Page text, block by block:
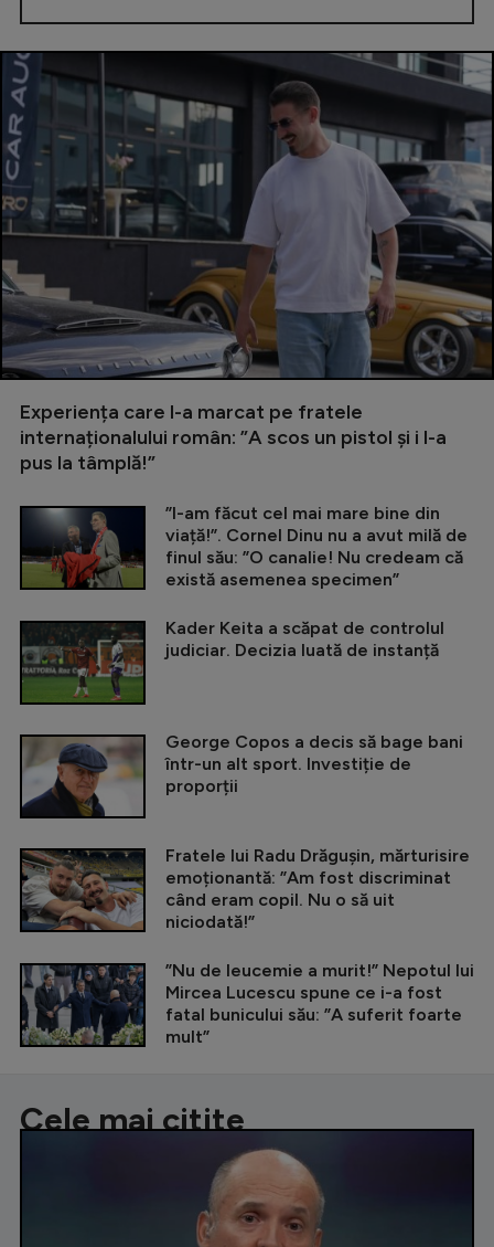
Experiența care l-a marcat pe fratele
internaționalului român: ”A scos un pistol și i l-a
pus la tâmplă!”
”I-am făcut cel mai mare bine din
viață!”. Cornel Dinu nu a avut milă de
finul său: ”O canalie! Nu credeam că
există asemenea specimen”
Kader Keita a scăpat de controlul
judiciar. Decizia luată de instanță
George Copos a decis să bage bani
într-un alt sport. Investiție de
proporții
Fratele lui Radu Drăgușin, mărturisire
emoționantă: ”Am fost discriminat
când eram copil. Nu o să uit
niciodată!”
”Nu de leucemie a murit!” Nepotul lui
Mircea Lucescu spune ce i-a fost
fatal bunicului său: ”A suferit foarte
mult”
Cele mai citite